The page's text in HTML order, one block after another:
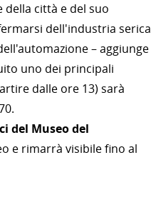
città e del suo
dell'industria serica
– aggiunge
uno dei principali
dalle ore 13) sarà
del Museo del
e rimarrà visibile fino al